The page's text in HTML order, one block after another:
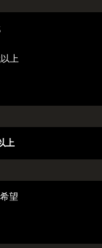
上
上
望